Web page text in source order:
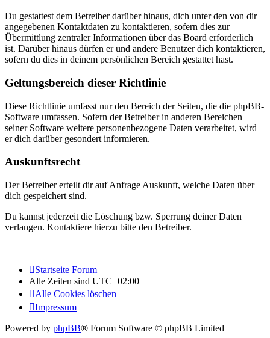
Du gestattest dem Betreiber darüber hinaus, dich unter den von dir
angegebenen Kontaktdaten zu kontaktieren, sofern dies zur
Übermittlung zentraler Informationen über das Board erforderlich
ist. Darüber hinaus dürfen er und andere Benutzer dich kontaktieren,
sofern du dies in deinem persönlichen Bereich gestattet hast.
Geltungsbereich dieser Richtlinie
Diese Richtlinie umfasst nur den Bereich der Seiten, die die phpBB-
Software umfassen. Sofern der Betreiber in anderen Bereichen
seiner Software weitere personenbezogene Daten verarbeitet, wird
er dich darüber gesondert informieren.
Auskunftsrecht
Der Betreiber erteilt dir auf Anfrage Auskunft, welche Daten über
dich gespeichert sind.
Du kannst jederzeit die Löschung bzw. Sperrung deiner Daten
verlangen. Kontaktiere hierzu bitte den Betreiber.
Startseite Forum
Alle Zeiten sind UTC+02:00
Alle Cookies löschen
Impressum
Powered by phpBB® Forum Software © phpBB Limited